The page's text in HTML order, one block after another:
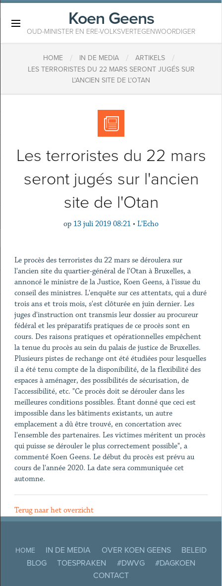
Koen Geens
OUD-MINISTER EN ERE-VOLKSVERTEGENWOORDIGER
HOME / IN DE MEDIA / ARTIKELS /
LES TERRORISTES DU 22 MARS SERONT JUGÉS SUR
L'ANCIEN SITE DE L'OTAN
Les terroristes du 22 mars
seront jugés sur l'ancien
site de l'Otan
op 13 juli 2019 08:21 • L'Echo
Le procès des terroristes du 22 mars se déroulera sur
l'ancien site du quartier-général de l'Otan à Bruxelles, a
annoncé le ministre de la Justice, Koen Geens, à l'issue du
conseil des ministres. L'enquête sur ces attentats, qui a duré
trois ans et trois mois, s'est clôturée en juin dernier. Les
juges d'instruction ont transmis leur dossier au procureur
fédéral et les préparatifs pratiques de ce procès sont en
cours. Des raisons pratiques et opérationnelles empêchent
la tenue du procès au sein du palais de justice de Bruxelles.
Plusieurs pistes de rechange ont été étudiées pour lesquelles
il a été tenu compte de la disponibilité, de la flexibilité des
espaces à aménager, des possibilités de sécurisation, de
l'accessibilité, etc. "Ce procès doit se dérouler dans les
meilleures conditions possibles. Étant donné que ceci est
impossible dans les bâtiments existants, un autre
emplacement a dû être trouvé, en concertation avec
l'ensemble des partenaires. Les victimes méritent un procès
qui puisse se dérouler le plus correctement possible", a
commenté Koen Geens. Le début du procès est prévu au
cours de l'année 2020. La date sera communiquée cet
automne.
Terug naar het overzicht
HOME IN DE MEDIA OVER KOEN GEENS
BELEID
BLOG
TOESPRAKEN #DWVG
#DAGKOEN
CONTACT